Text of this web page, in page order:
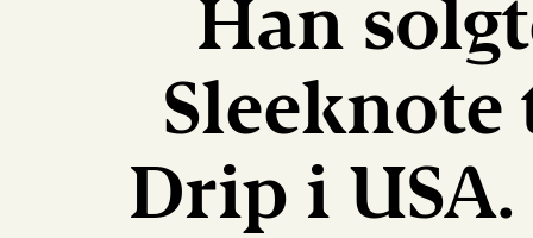
Han
Sleeknote
Drip i USA.